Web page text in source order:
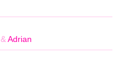
& Adrian